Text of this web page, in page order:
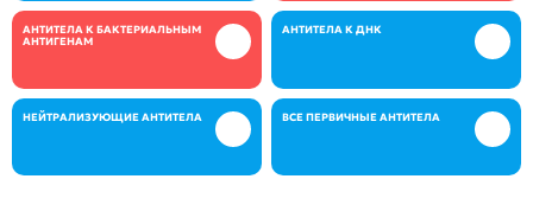
АНТИТЕЛА К БАКТЕРИАЛЬНЫМ
АНТИГЕНАМ
АНТИТЕЛА К ДНК
НЕЙТРАЛИЗУЮЩИЕ АНТИТЕЛА ВСЕ ПЕРВИЧНЫЕ АНТИТЕЛА